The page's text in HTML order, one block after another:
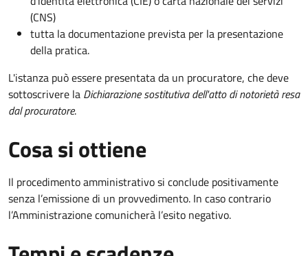
(CNS)
tutta la documentazione prevista per la presentazione
della pratica.
L'istanza può essere presentata da un procuratore, che deve
sottoscrivere la Dichiarazione sostitutiva dell'atto di notorietà resa
dal procuratore.
Cosa si ottiene
Il procedimento amministrativo si conclude positivamente
senza l’emissione di un provvedimento. In caso contrario
l’Amministrazione comunicherà l’esito negativo.